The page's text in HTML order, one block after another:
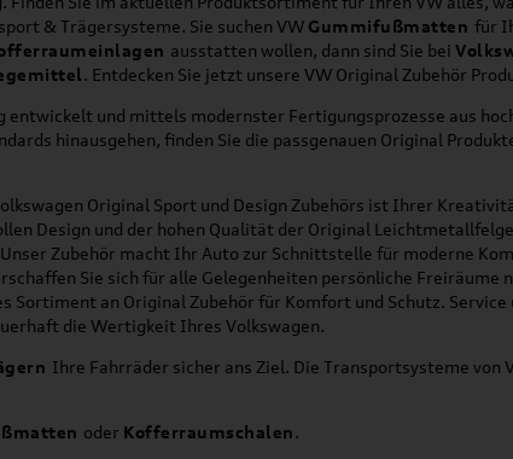
& Trägersysteme. Sie suchen VW Gummifußmatten für
ausstatten wollen, dann sind Sie bei
. Entdecken Sie jetzt unsere VW Original Zubehör
entwickelt und mittels modernster Fertigungsprozesse aus
hinausgehen, finden Sie die passgenauen Original
Original Sport und Design Zubehörs ist Ihrer
Design und der hohen Qualität der Original
Zubehör macht Ihr Auto zur Schnittstelle für moderne
Sie sich für alle Gelegenheiten persönliche Freiräume
an Original Zubehör für Komfort und Schutz.
die Wertigkeit Ihres Volkswagen.
Ihre Fahrräder sicher ans Ziel. Die Transportsysteme von
oder Kofferraumschalen.